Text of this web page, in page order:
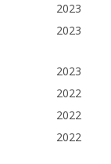
2023
2023
2023
2022
2022
2022